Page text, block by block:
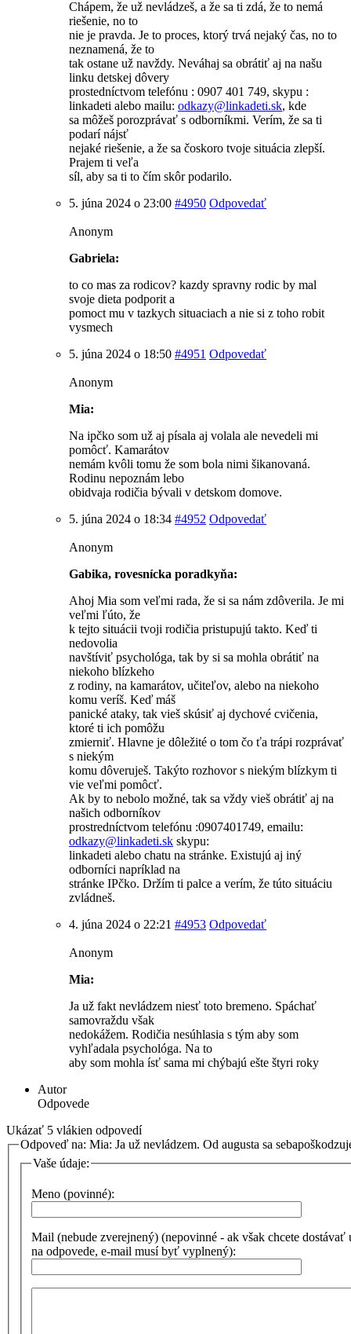
Chápem, že už nevládzeš, a že sa ti zdá, že to nemá
riešenie, no to
nie je pravda. Je to proces, ktorý trvá nejaký čas, no to
neznamená, že to
tak ostane už navždy. Neváhaj sa obrátiť aj na našu
linku detskej dôvery
prostedníctvom telefónu : 0907 401 749, skypu :
linkadeti alebo mailu: odkazy@linkadeti.sk, kde
sa môžeš porozprávať s odborníkmi. Verím, že sa ti
podarí nájsť
nejaké riešenie, a že sa čoskoro tvoje situácia zlepší.
Prajem ti veľa
síl, aby sa ti to čím skôr podarilo.
5. júna 2024 o 23:00 #4950 Odpovedať
Anonym
Gabriela:
to co mas za rodicov? kazdy spravny rodic by mal
svoje dieta podporit a
pomoct mu v tazkych situaciach a nie si z toho robit
vysmech
5. júna 2024 o 18:50 #4951 Odpovedať
Anonym
Mia:
Na ipčko som už aj písala aj volala ale nevedeli mi
pomôcť. Kamarátov
nemám kvôli tomu že som bola nimi šikanovaná.
Rodinu nepoznám lebo
obidvaja rodičia bývali v detskom domove.
5. júna 2024 o 18:34 #4952 Odpovedať
Anonym
Gabika, rovesnícka poradkyňa:
Ahoj Mia som veľmi rada, že si sa nám zdôverila. Je mi
veľmi ľúto, že
k tejto situácii tvoji rodičia pristupujú takto. Keď ti
nedovolia
navštíviť psychológa, tak by si sa mohla obrátiť na
niekoho blízkeho
z rodiny, na kamarátov, učiteľov, alebo na niekoho
komu veríš. Keď máš
panické ataky, tak vieš skúsiť aj dychové cvičenia,
ktoré ti ich pomôžu
zmierniť. Hlavne je dôležité o tom čo ťa trápi rozprávať
s niekým
komu dôveruješ. Takýto rozhovor s niekým blízkym ti
vie veľmi pomôcť.
Ak by to nebolo možné, tak sa vždy vieš obrátiť aj na
našich odborníkov
prostredníctvom telefónu :0907401749, emailu:
odkazy@linkadeti.sk skypu:
linkadeti alebo chatu na stránke. Existujú aj iný
odborníci napríklad na
stránke IPčko. Držím ti palce a verím, že túto situáciu
zvládneš.
4. júna 2024 o 22:21 #4953 Odpovedať
Anonym
Mia:
Ja už fakt nevládzem niesť toto bremeno. Spáchať
samovraždu však
nedokážem. Rodičia nesúhlasia s tým aby som
vyhľadala psychológa. Na to
aby som mohla ísť sama mi chýbajú ešte štyri roky
Autor
Odpovede
Ukázať 5 vlákien odpovedí
Odpoveď na: Mia: Ja už nevládzem. Od augusta sa
Vaše údaje:
Meno (povinné):
Mail (nebude zverejnený) (nepovinné - ak však chcete dostávať
na odpovede, e-mail musí byť vyplnený):